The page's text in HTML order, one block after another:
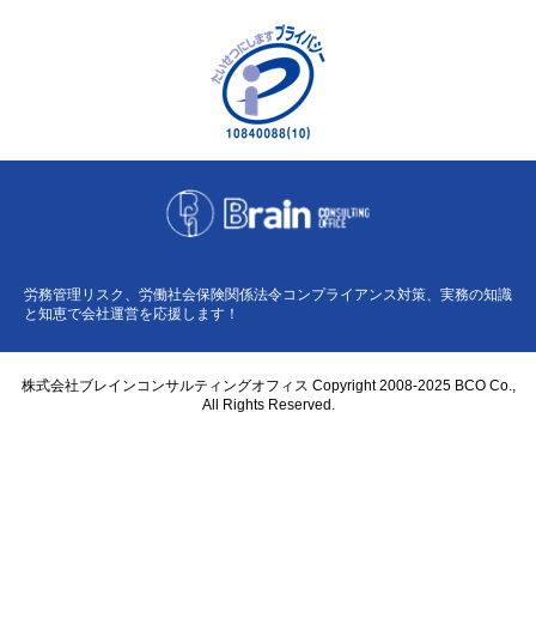
労務管理リスク、労働社会保険関係法令コンプライアンス対策、実務の知識
と知恵で会社運営を応援します！
株式会社ブレインコンサルティングオフィス Copyright 2008-2025 BCO Co.,
All Rights Reserved.